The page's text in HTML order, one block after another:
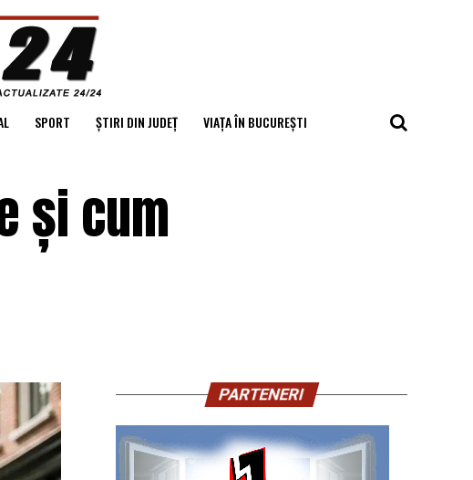
SPORT ȘTIRI DIN JUDEȚ VIAȚA ÎN BUCUREȘTI
și cum
PARTENERI